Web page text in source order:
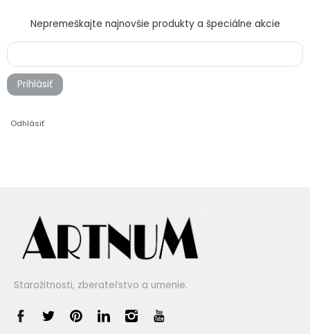
Nepremeškajte najnovšie produkty a špeciálne akcie
Prihlásiť
Odhlásiť
Starožitnosti, zberateľstvo a umenie.